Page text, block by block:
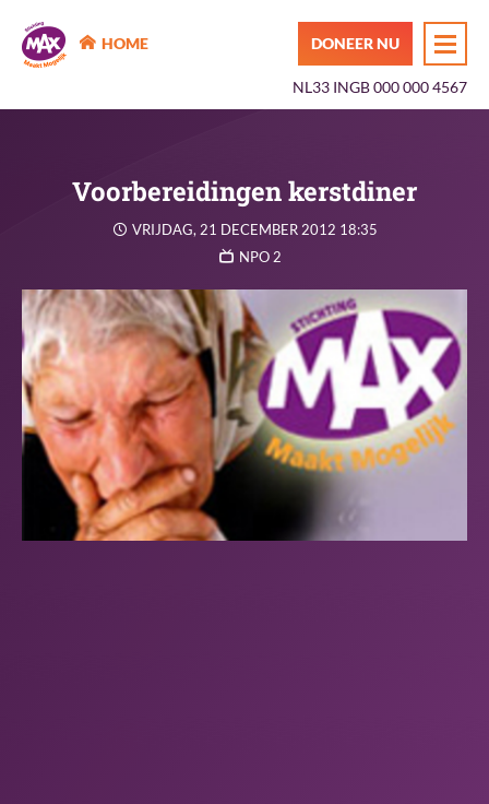
MAX Maakt Mogelijk
HOME DONEER NU
NL33 INGB 000 000 4567
Voorbereidingen kerstdiner
VRIJDAG, 21 DECEMBER 2012 18:35
NPO 2